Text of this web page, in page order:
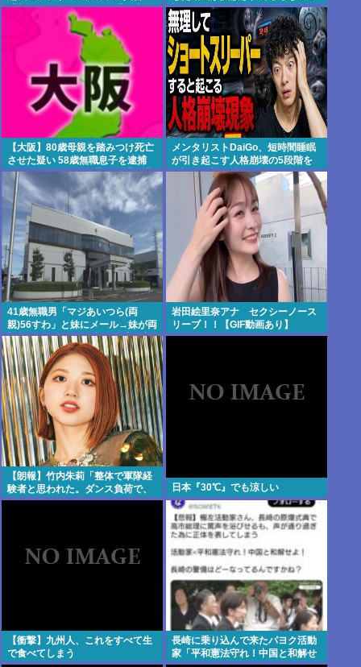
「劇場版にして欲しい」「艦隊戦
も派手で面白い」
許せないなこれ
【大阪】80歳母親を踏みつけ死亡
させた疑い 58歳無職息子を逮捕
13～14年前から2人暮らし「介護
疲れで日常的に暴行」 岬町
メンタリストDaiGo、短時間睡眠
が引き起こす人格崩壊の5段階を
解説…最初に壊れるのは眠気では
なく「心の余白」
41歳無職男「マジあいつら(両
親)56すわ」と妹にメール→妹が両
親にメール転送→両親が警察に相
談→無職おじ逮捕
岩田絵里奈アナ セクシーノース
リーブ！！【GIF動画あり】
【朗報】竹内朱莉「整体で軍隊経
験者と思われた。ダンス負荷で、
私の骨と筋肉はもうグチャグチャ
日本『30℃』でも涼しい
【衝撃】九州人、これをすべて生
で食べてしまう
長崎に乗り込んで来たパヨク活動
家「平和憲法守れ！中国と和解せ